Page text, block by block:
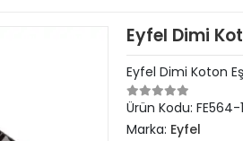
Eyfel Dimi
Eyfel Dimi Koton
Ürün Kodu: FE564-
Marka: Eyfel